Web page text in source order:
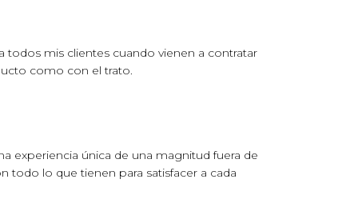
mis clientes cuando vienen a contratar
como con el trato.
experiencia única de una magnitud fuera de
todo lo que tienen para satisfacer a cada